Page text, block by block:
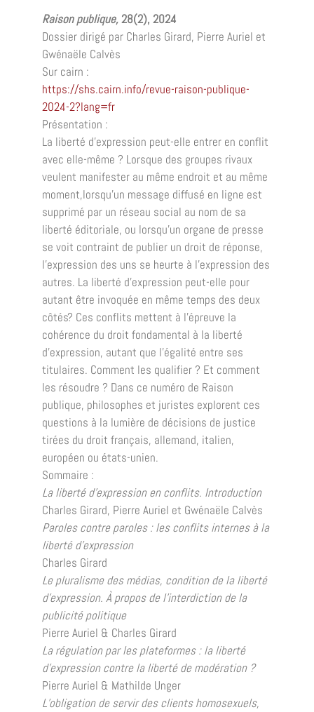
Raison publique,28(2), 2024
Dossier dirigé par Charles Girard, Pierre Auriel et
Gwénaële Calvès
Sur cairn :
https://shs.cairn.info/revue-raison-publique-
2024-2?lang=fr
Présentation :
La liberté d’expression peut-elle entrer en conflit
avec elle-même ? Lorsque des groupes rivaux
veulent manifester au même endroit et au même
moment,lorsqu’un message diffusé en ligne est
supprimé par un réseau social au nom de sa
liberté éditoriale, ou lorsqu’un organe de presse
se voit contraint de publier un droit de réponse,
l’expression des uns se heurte à l’expression des
autres. La liberté d’expression peut-elle pour
autant être invoquée en même temps des deux
côtés? Ces conflits mettent à l’épreuve la
cohérence du droit fondamental à la liberté
d’expression, autant que l’égalité entre ses
titulaires. Comment les qualifier ? Et comment
les résoudre ? Dans ce numéro de Raison
publique, philosophes et juristes explorent ces
questions à la lumière de décisions de justice
tirées du droit français, allemand, italien,
européen ou états-unien.
Sommaire :
La liberté d’expression en conflits. Introduction
Charles Girard, Pierre Auriel et Gwénaële Calvès
Paroles contre paroles : les conflits internes à la
liberté d’expression
Charles Girard
Le pluralisme des médias, condition de la liberté
d’expression. À propos de l’interdiction de la
publicité politique
Pierre Auriel & Charles Girard
La régulation par les plateformes : la liberté
d’expression contre la liberté de modération ?
Pierre Auriel & Mathilde Unger
L’obligation de servir des clients homosexuels,